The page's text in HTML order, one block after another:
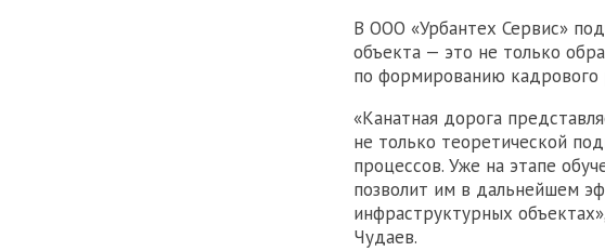
В ООО «Урбантех Сервис»
объекта — это не только
по формированию кадрового
«Канатная дорога
не только теоретической
процессов. Уже на этапе
позволит им в дальнейшем
инфраструктурных
Чудаев.